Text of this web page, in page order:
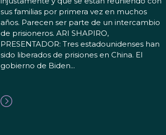
sus familias por primera vez en muchos
años. Parecen ser parte de un intercambio
de prisioneros. ARI SHAPIRO,
PRESENTADOR: Tres estadounidenses han
sido liberados de prisiones en China. El
gobierno de Biden...